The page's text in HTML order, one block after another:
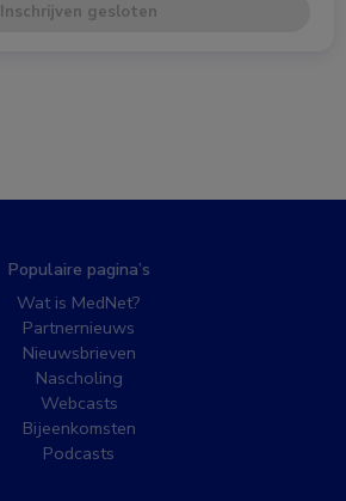
Inschrijven gesloten
Populaire pagina’s
Wat is MedNet?
Partnernieuws
Nieuwsbrieven
Nascholing
Webcasts
Bijeenkomsten
Podcasts